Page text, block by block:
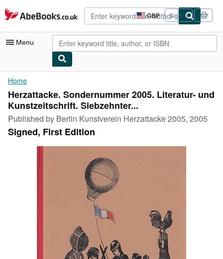
Skip to main content
AbeBooks.co.uk GBP
Site
shopping
preferences
Sign in
Menu
My Account
My Purchases
Advanced Search
Browse Collections
Rare Books
CLOSE
Home
Herzattacke. Sondernummer 2005. Literatur- und
Kunstzeitschrift. Siebzehnter...
Published by Berlin Kunstverein Herzattacke 2005, 2005
Signed, First Edition